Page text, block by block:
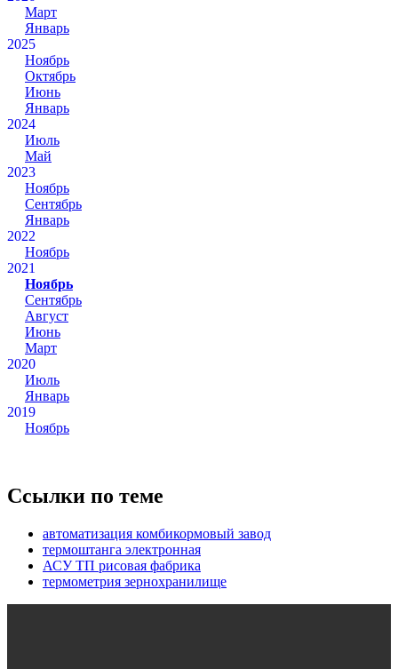
Март
Январь
2025
Ноябрь
Октябрь
Июнь
Январь
2024
Июль
Май
2023
Ноябрь
Сентябрь
Январь
2022
Ноябрь
2021
Ноябрь
Сентябрь
Август
Июнь
Март
2020
Июль
Январь
2019
Ноябрь
Ссылки по теме
автоматизация комбикормовый завод
термоштанга электронная
АСУ ТП рисовая фабрика
термометрия зернохранилище